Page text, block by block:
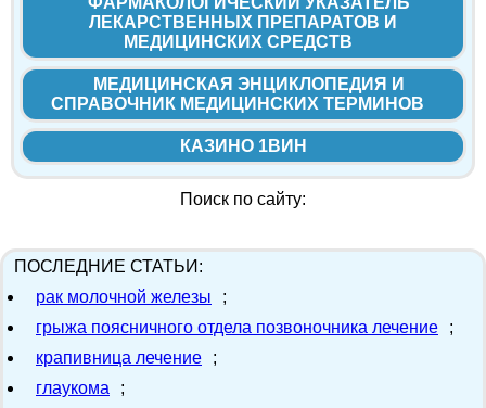
ЛЕКАРСТВЕННЫХ ПРЕПАРАТОВ И
МЕДИЦИНСКИХ СРЕДСТВ
МЕДИЦИНСКАЯ ЭНЦИКЛОПЕДИЯ И
СПРАВОЧНИК МЕДИЦИНСКИХ ТЕРМИНОВ
КАЗИНО 1ВИН
Поиск по сайту:
ПОСЛЕДНИЕ СТАТЬИ:
рак молочной железы
;
грыжа поясничного отдела позвоночника лечение
;
крапивница лечение
;
глаукома
;